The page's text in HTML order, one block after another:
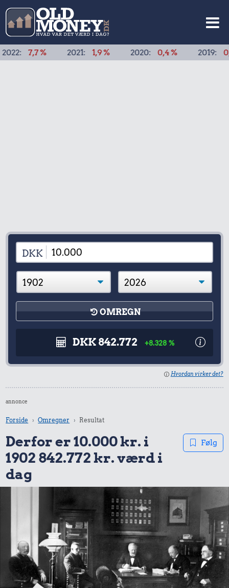
% 2021: 1,9 % 2020: 0,4 % 2019: 0,8 %
DKK
OMREGN
DKK 842.772 +8.328 %
Hvordan virker det?
annonce
Forside Omregner Resultat
Derfor er 10.000 kr. i
1902 842.772 kr. værd i
dag
Følg